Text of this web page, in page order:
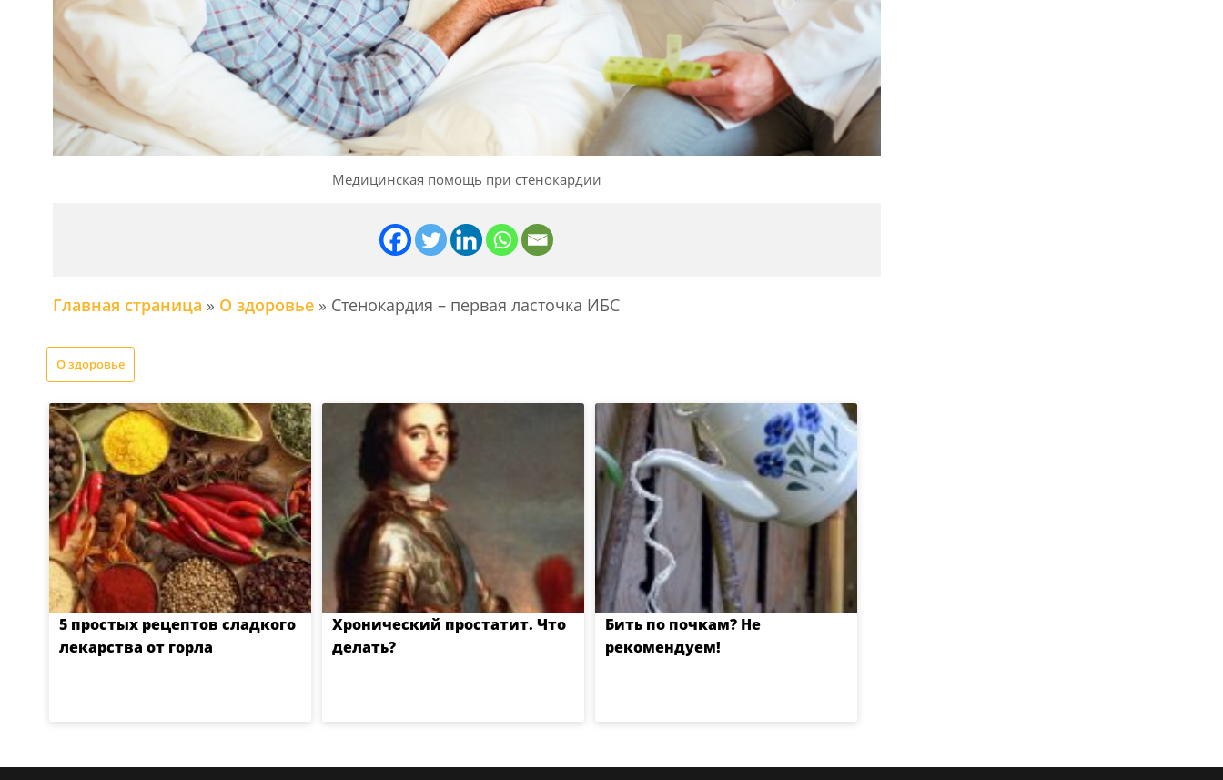
Медицинская помощь при стенокардии
Главная страница » О здоровье» Стенокардия – первая ласточка ИБС
О здоровье
5 простых рецептов сладкого
лекарства от горла
Хронический простатит. Что
делать?
Бить по почкам? Не
рекомендуем!